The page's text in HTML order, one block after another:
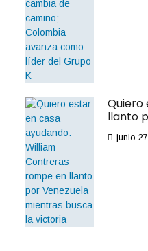
Quiero
llanto
junio